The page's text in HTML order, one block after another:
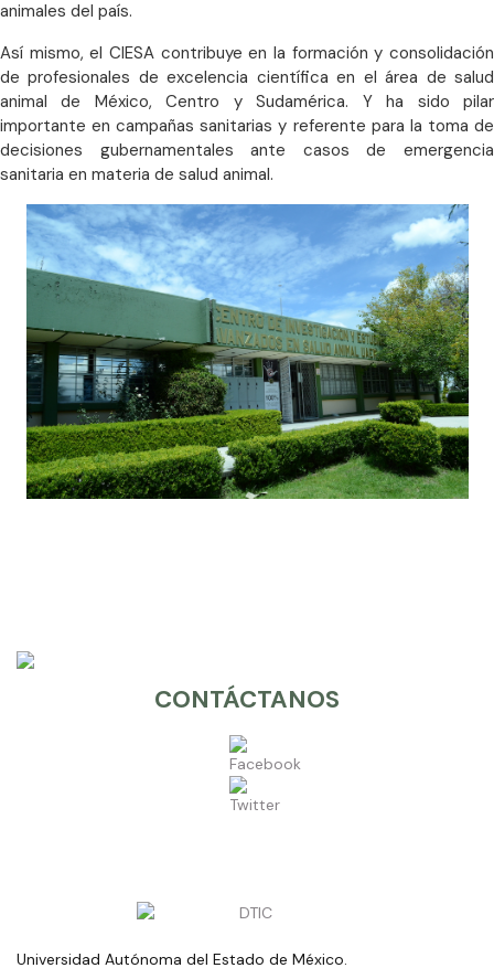
animales del país.
Así mismo, el CIESA contribuye en la formación y consolidación
de profesionales de excelencia científica en el área de salud
animal de México, Centro y Sudamérica. Y ha sido pilar
importante en campañas sanitarias y referente para la toma de
decisiones gubernamentales ante casos de emergencia
sanitaria en materia de salud animal.
CONTÁCTANOS
Universidad Autónoma del Estado de México.